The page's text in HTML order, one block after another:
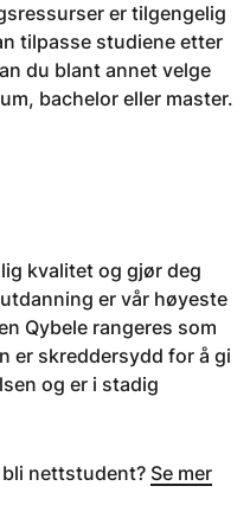
er tilgengelig
tilpasse studiene etter
du blant annet velge
bachelor eller master.
kvalitet og gjør deg
er vår høyeste
Qybele rangeres som
er skreddersydd for å gi
og er i stadig
nettstudent? Se mer